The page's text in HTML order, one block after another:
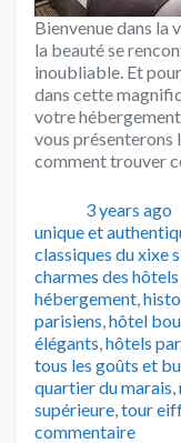
Bienvenue dans la
la beauté se
inoubliable. Et
dans cette
votre
vous présenterons
comment trouver
Publié3 years ago
unique et
classiques du xixe
charmes des
hébergement,
parisiens,hôtel
élégants,hôtels
tous les goûts et
quartier du marais,
supérieure,tour
commentaire